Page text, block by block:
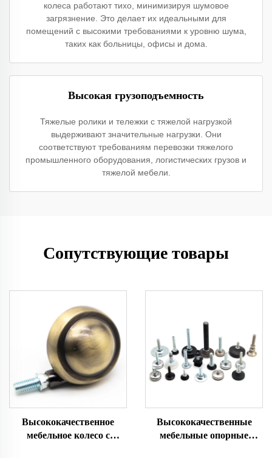
колеса работают тихо, минимизируя шумовое
загрязнение. Это делает их идеальными для
помещений с высокими требованиями к уровню шума,
таких как больницы, офисы и дома.
Высокая грузоподъемность
Тяжелые ролики и тележки с тяжелой нагрузкой
выдерживают значительные нагрузки. Они
соответствуют требованиям перевозки тяжелого
промышленного оборудования, логистических грузов и
тяжелой мебели.
Сопутствующие товары
Высококачественное
мебельное колесо с
Высококачественные
мебельные опорные